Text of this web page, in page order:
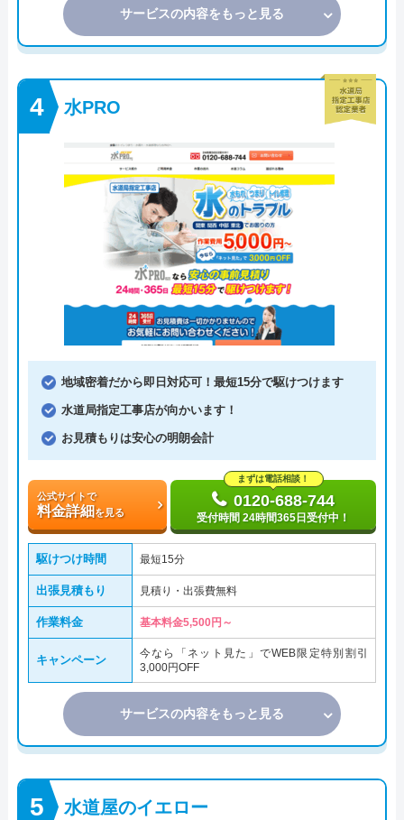
サービスの内容をもっと見る
水PRO
地域密着だから即日対応可！最短15分で駆けつけます
水道局指定工事店が向かいます！
お見積もりは安心の明朗会計
公式サイトで
料金詳細を見る
まずは電話相談！
0120-688-744
受付時間 24時間365日受付中！
駆けつけ時間 最短15分
出張見積もり 見積り・出張費無料
作業料金 基本料金5,500円～
キャンペーン
今なら「ネット見た」でWEB限定特別割引
3,000円OFF
サービスの内容をもっと見る
水道屋のイエロー